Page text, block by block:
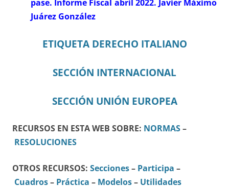
pase. Informe Fiscal abril 2022. Javier Máximo
Juárez González
ETIQUETA DERECHO ITALIANO
SECCIÓN INTERNACIONAL
SECCIÓN UNIÓN EUROPEA
RECURSOS EN ESTA WEB SOBRE: NORMAS–
RESOLUCIONES
OTROS RECURSOS: Secciones– Participa –
Cuadros– Práctica – Modelos– Utilidades